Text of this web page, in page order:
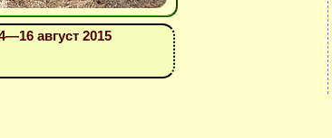
август 2015